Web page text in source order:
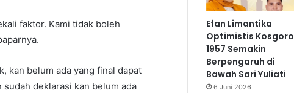
faktor. Kami tidak boleh
kan belum ada yang final dapat
deklarasi kan belum ada
Efan Limantika
Optimistis Kosgoro
1957 Semakin
Berpengaruh di
Bawah Sari Yuliati
6 Juni 2026